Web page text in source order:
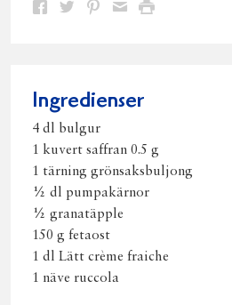
Dela Dela Dela DelaSkriv
Ingredienser
4 dl bulgur
1 kuvert saffran 0.5 g
1 tärning grönsaksbuljong
½ dl pumpakärnor
½ granatäpple
150 g fetaost
1 dl Lätt crème fraiche
1 näve ruccola